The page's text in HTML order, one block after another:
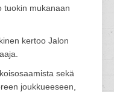
tuokin mukanaan
kertoo Jalon
sekä
joukkueeseen,